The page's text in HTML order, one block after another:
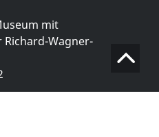
mit
Wagner-